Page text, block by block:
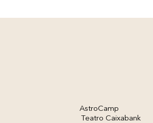
AstroCamp
Teatro Caixabank